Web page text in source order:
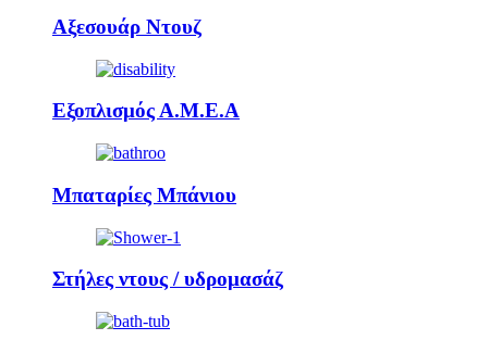
Αξεσουάρ Ντουζ
Εξοπλισμός Α.Μ.Ε.Α
Μπαταρίες Μπάνιου
Στήλες ντους / υδρομασάζ